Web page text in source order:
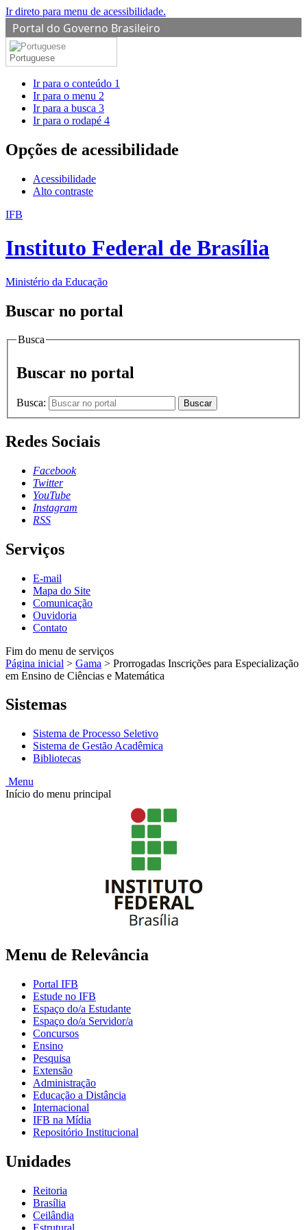
Ir direto para menu de acessibilidade.
Portal do Governo Brasileiro
Portuguese
Ir para o conteúdo 1
Ir para o menu 2
Ir para a busca 3
Ir para o rodapé 4
Opções de acessibilidade
Acessibilidade
Alto contraste
IFB
Instituto Federal de Brasília
Ministério da Educação
Buscar no portal
Busca
Buscar no portal
Busca: Buscar
Redes Sociais
Facebook
Twitter
YouTube
Instagram
RSS
Serviços
E-mail
Mapa do Site
Comunicação
Ouvidoria
Contato
Fim do menu de serviços
Página inicial > Gama > Prorrogadas Inscrições para Especialização
em Ensino de Ciências e Matemática
Sistemas
Sistema de Processo Seletivo
Sistema de Gestão Acadêmica
Bibliotecas
Menu
Início do menu principal
Menu de Relevância
Portal IFB
Estude no IFB
Espaço do/a Estudante
Espaço do/a Servidor/a
Concursos
Ensino
Pesquisa
Extensão
Administração
Educação a Distância
Internacional
IFB na Mídia
Repositório Institucional
Unidades
Reitoria
Brasília
Ceilândia
Estrutural